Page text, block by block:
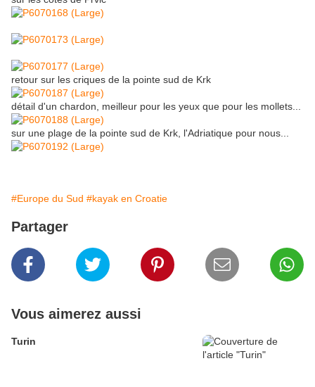
retour sur les criques de la pointe sud de Krk
détail d'un chardon, meilleur pour les yeux que pour les mollets...
sur une plage de la pointe sud de Krk, l'Adriatique pour nous...
#Europe du Sud #kayak en Croatie
Partager
Vous aimerez aussi
Turin